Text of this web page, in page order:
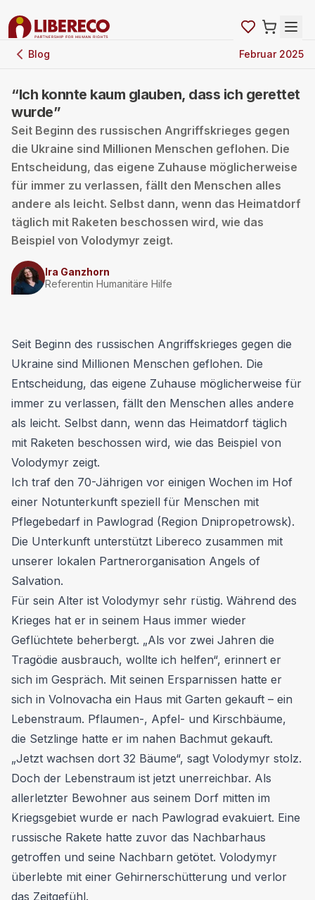
Blog Februar 2025
“Ich konnte kaum glauben, dass ich gerettet
wurde”
Seit Beginn des russischen Angriffskrieges gegen
die Ukraine sind Millionen Menschen geflohen. Die
Entscheidung, das eigene Zuhause möglicherweise
für immer zu verlassen, fällt den Menschen alles
andere als leicht. Selbst dann, wenn das Heimatdorf
täglich mit Raketen beschossen wird, wie das
Beispiel von Volodymyr zeigt.
Ira Ganzhorn
Referentin Humanitäre Hilfe
Seit Beginn des russischen Angriffskrieges gegen die
Ukraine sind Millionen Menschen geflohen. Die
Entscheidung, das eigene Zuhause möglicherweise für
immer zu verlassen, fällt den Menschen alles andere
als leicht. Selbst dann, wenn das Heimatdorf täglich
mit Raketen beschossen wird, wie das Beispiel von
Volodymyr zeigt.
Ich traf den 70-Jährigen vor einigen Wochen im Hof
einer Notunterkunft speziell für Menschen mit
Pflegebedarf in Pawlograd (Region Dnipropetrowsk).
Die Unterkunft unterstützt Libereco zusammen mit
unserer lokalen Partnerorganisation Angels of
Salvation.
Für sein Alter ist Volodymyr sehr rüstig. Während des
Krieges hat er in seinem Haus immer wieder
Geflüchtete beherbergt. „Als vor zwei Jahren die
Tragödie ausbrauch, wollte ich helfen“, erinnert er
sich im Gespräch. Mit seinen Ersparnissen hatte er
sich in Volnovacha ein Haus mit Garten gekauft – ein
Lebenstraum. Pflaumen-, Apfel- und Kirschbäume,
die Setzlinge hatte er im nahen Bachmut gekauft.
„Jetzt wachsen dort 32 Bäume“, sagt Volodymyr stolz.
Doch der Lebenstraum ist jetzt unerreichbar. Als
allerletzter Bewohner aus seinem Dorf mitten im
Kriegsgebiet wurde er nach Pawlograd evakuiert. Eine
russische Rakete hatte zuvor das Nachbarhaus
getroffen und seine Nachbarn getötet. Volodymyr
überlebte mit einer Gehirnerschütterung und verlor
das Zeitgefühl.